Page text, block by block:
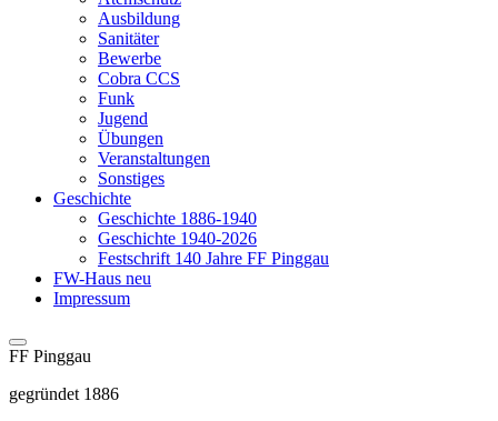
Ausbildung
Sanitäter
Bewerbe
Cobra CCS
Funk
Jugend
Übungen
Veranstaltungen
Sonstiges
Geschichte
Geschichte 1886-1940
Geschichte 1940-2026
Festschrift 140 Jahre FF Pinggau
FW-Haus neu
Impressum
FF Pinggau
gegründet 1886